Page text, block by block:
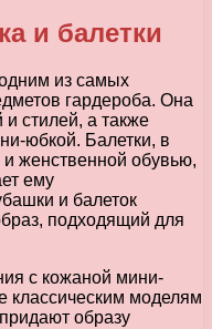
и балетки
из самых
гардероба. Она
стилей, а также
юбкой. Балетки, в
женственной обувью,
ему
и балеток
подходящий для
с кожаной мини-
классическим моделям
образу